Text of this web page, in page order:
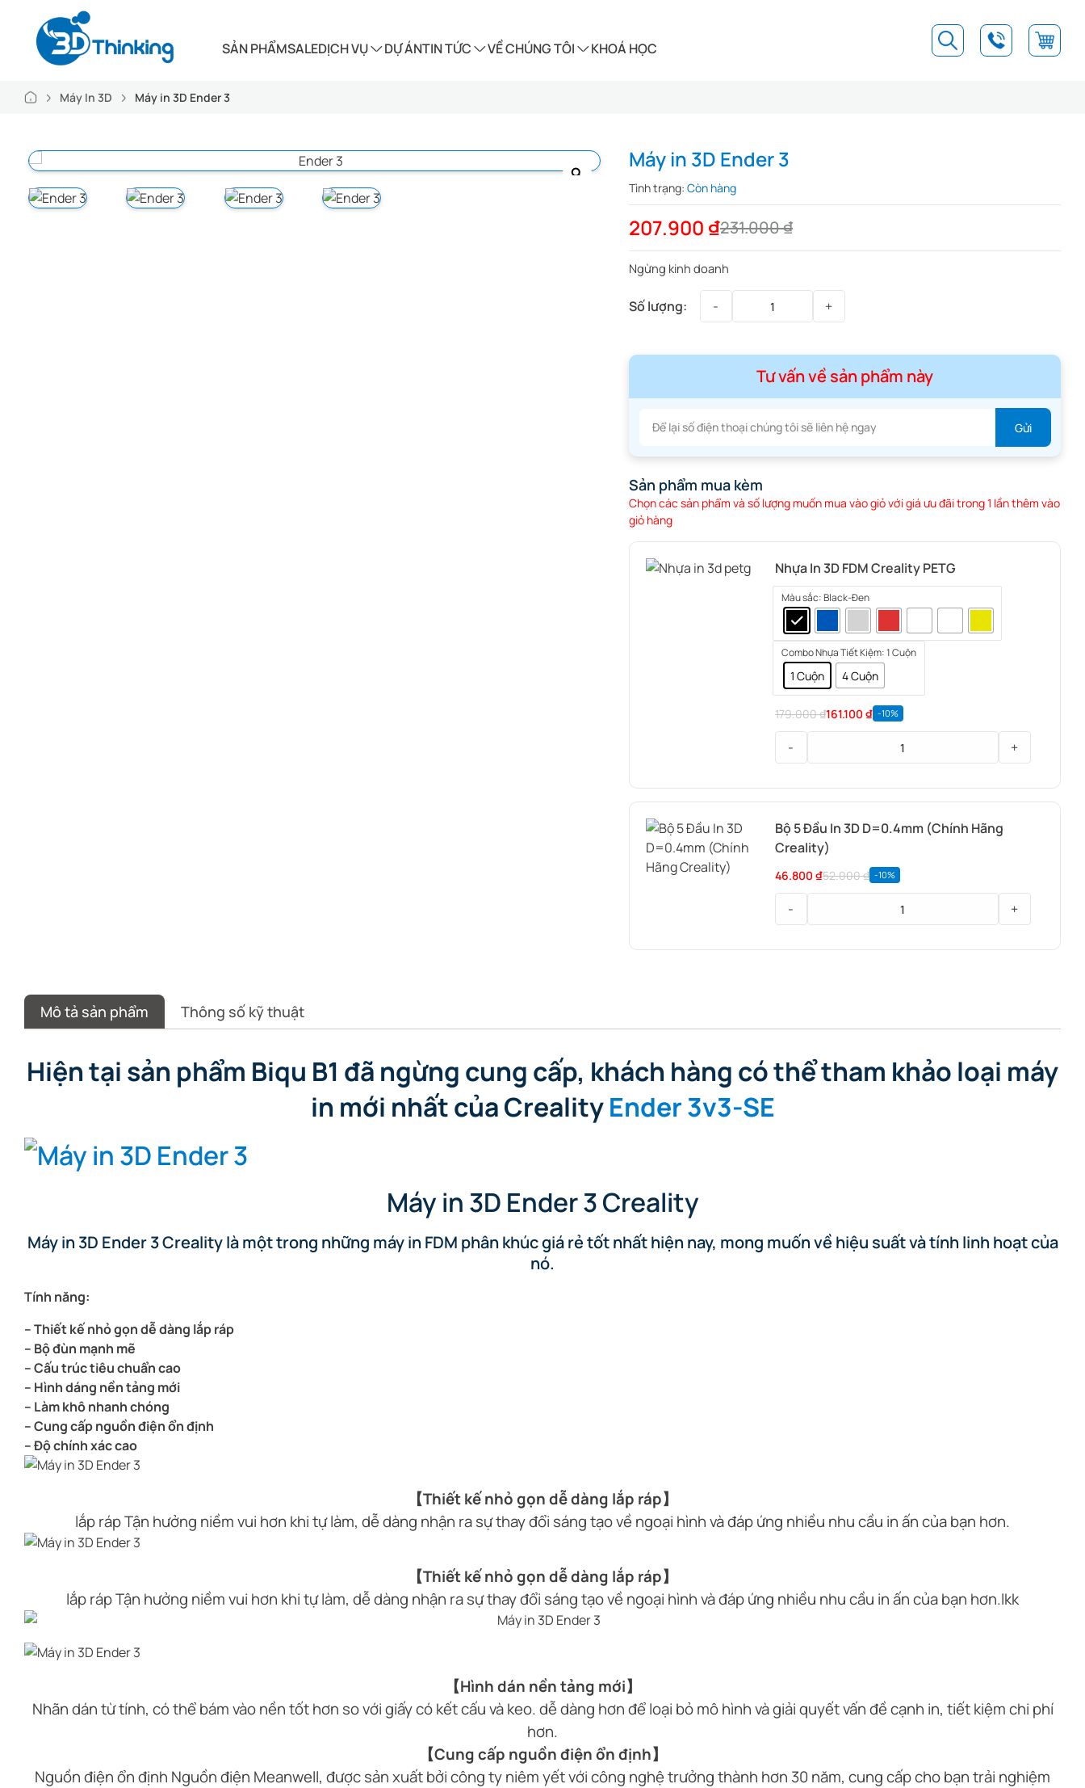
SẢN PHẨMSALEDỊCH VỤ DỰ ÁNTIN TỨC VỀ CHÚNG TÔI KHOÁ HỌC
Máy In 3D Máy in 3D Ender 3
Máy in 3D Ender 3
Tình trạng: Còn hàng
231.000₫
207.900 ₫
Ngừng kinh doanh
Tư vấn về sản phẩm này
Sản phẩm mua kèm
Chọn các sản phẩm và số lượng muốn mua vào giỏ với giá ưu đãi trong 1 lần thêm vào
giỏ hàng
In
3D
FDM
Creality
PETG
Nhựa In 3D FDM Creality PETG
Màu sắc: Black-Đen
Combo Nhựa Tiết Kiệm: 1 Cuộn
1 Cuộn 4 Cuộn
- +
179.000₫161.100 ₫ -10%
(Chính
Hãng
Bộ 5 Đầu In 3D D=0.4mm (Chính Hãng
Creality)
- +
52.000₫
46.800 ₫ -10%
Mô tả sản phẩm Thông số kỹ thuật
Hiện tại sản phẩm Biqu B1 đã ngừng cung cấp, khách hàng có thể tham khảo loại máy
in mới nhất của CrealityEnder 3v3-SE
Máy in 3D Ender 3 Creality
Máy in 3D Ender 3 Creality là một trong những máy in FDM phân khúc giá rẻ tốt nhất hiện nay, mong muốn về hiệu suất và tính linh hoạt của
nó.
Tính năng:
– Thiết kế nhỏ gọn dễ dàng lắp ráp
– Bộ đùn mạnh mẽ
– Cấu trúc tiêu chuẩn cao
– Hình dáng nền tảng mới
– Làm khô nhanh chóng
– Cung cấp nguồn điện ổn định
– Độ chính xác cao
【Thiết kế nhỏ gọn dễ dàng lắp ráp】
lắp ráp Tận hưởng niềm vui hơn khi tự làm, dễ dàng nhận ra sự thay đổi sáng tạo về ngoại hình và đáp ứng nhiều nhu cầu in ấn của bạn hơn.
【Thiết kế nhỏ gọn dễ dàng lắp ráp】
lắp ráp Tận hưởng niềm vui hơn khi tự làm, dễ dàng nhận ra sự thay đổi sáng tạo về ngoại hình và đáp ứng nhiều nhu cầu in ấn của bạn hơn.lkk
【Hình dán nền tảng mới】
Nhãn dán từ tính, có thể bám vào nền tốt hơn so với giấy có kết cấu và keo. dễ dàng hơn để loại bỏ mô hình và giải quyết vấn đề cạnh in, tiết kiệm chi phí
hơn.
【Cung cấp nguồn điện ổn định】
Nguồn điện ổn định Nguồn điện Meanwell, được sản xuất bởi công ty niêm yết với công nghệ trưởng thành hơn 30 năm, cung cấp cho bạn trải nghiệm